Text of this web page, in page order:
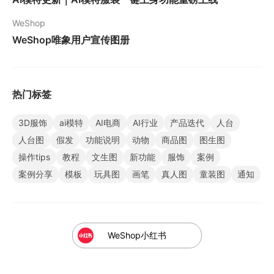
WeShop
WeShop唯象用户宣传图册
热门标签
3D服饰 ai模特 AI电商 AI行业 产品迭代
人台
人台图
假发 功能说明 动物 商品图
图生图
操作tips
教程 文生图 新功能 服饰
案例
案例分享
模板 玩具图 画笔 真人图 童装图 通知
WeShop小红书